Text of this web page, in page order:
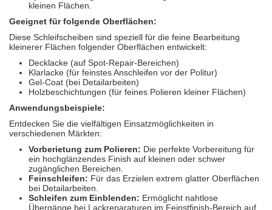
kleinen Flächen.
Geeignet für folgende Oberflächen:
Diese Schleifscheiben sind speziell für die feine Bearbeitung
kleinerer Flächen folgender Oberflächen entwickelt:
Decklacke (auf Spot-Repair-Bereichen)
Klarlacke (für feinstes Anschleifen vor der Politur)
Gel-Coat (bei Detailarbeiten)
Holzbeschichtungen (für feines Polieren kleiner Flächen)
Anwendungsbeispiele:
Entdecken Sie die vielfältigen Einsatzmöglichkeiten in
verschiedenen Märkten:
Vorberietung zum Polieren: Die perfekte Vorbereitung für
ein hochglänzendes Finish auf kleinen oder schwer
zugänglichen Bereichen.
Feinschleifen: Für das Erzielen extrem glatter Oberflächen
bei Detailarbeiten.
Schleifen zum Einblenden: Ermöglicht nahtlose
Übergänge bei Lackreparaturen im Feinstfinish-Bereich auf